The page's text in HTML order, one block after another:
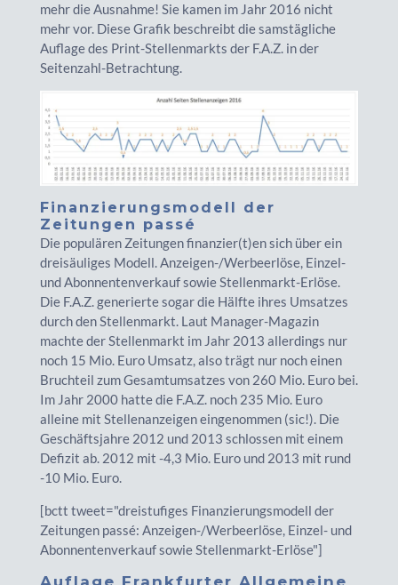
mehr die Ausnahme! Sie kamen im Jahr 2016 nicht
mehr vor. Diese Grafik beschreibt die samstägliche
Auflage des Print-Stellenmarkts der F.A.Z. in der
Seitenzahl-Betrachtung.
Finanzierungsmodell der
Zeitungen passé
Die populären Zeitungen finanzier(t)en sich über ein
dreisäuliges Modell. Anzeigen-/Werbeerlöse, Einzel-
und Abonnentenverkauf sowie Stellenmarkt-Erlöse.
Die F.A.Z. generierte sogar die Hälfte ihres Umsatzes
durch den Stellenmarkt. Laut Manager-Magazin
machte der Stellenmarkt im Jahr 2013 allerdings nur
noch 15 Mio. Euro Umsatz, also trägt nur noch einen
Bruchteil zum Gesamtumsatzes von 260 Mio. Euro bei.
Im Jahr 2000 hatte die F.A.Z. noch 235 Mio. Euro
alleine mit Stellenanzeigen eingenommen (sic!). Die
Geschäftsjahre 2012 und 2013 schlossen mit einem
Defizit ab. 2012 mit -4,3 Mio. Euro und 2013 mit rund
-10 Mio. Euro.
[bctt tweet="dreistufiges Finanzierungsmodell der
Zeitungen passé: Anzeigen-/Werbeerlöse, Einzel- und
Abonnentenverkauf sowie Stellenmarkt-Erlöse"]
Auflage Frankfurter Allgemeine